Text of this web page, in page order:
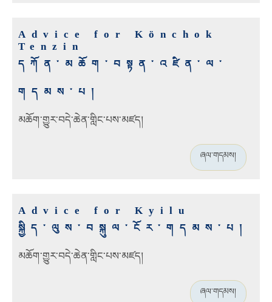
Advice for Könchok
Tenzin
དཀོན་མཆོག་བསྟན་འཛིན་ལ་
གདམས་པ།
མཆོག་གྱུར་བདེ་ཆེན་གླིང་པས་མཛད།
ཞལ་གདམས།
Advice for Kyilu
སྐྱིད་ལུས་བསྐུལ་ངོར་གདམས་པ།
མཆོག་གྱུར་བདེ་ཆེན་གླིང་པས་མཛད།
ཞལ་གདམས།